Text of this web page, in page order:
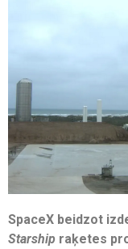
SpaceX beidzot
Starship raķetes